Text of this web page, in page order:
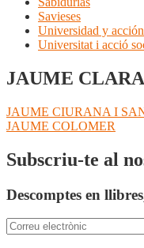
Savieses
Universidad y
Universitat i acció
JAUME
Navegació
d'entrades
Entrada
anterior:
JAUME CIURANA I
Pròxima
JAUME COLOMER
Subscriu-te al
Descomptes en